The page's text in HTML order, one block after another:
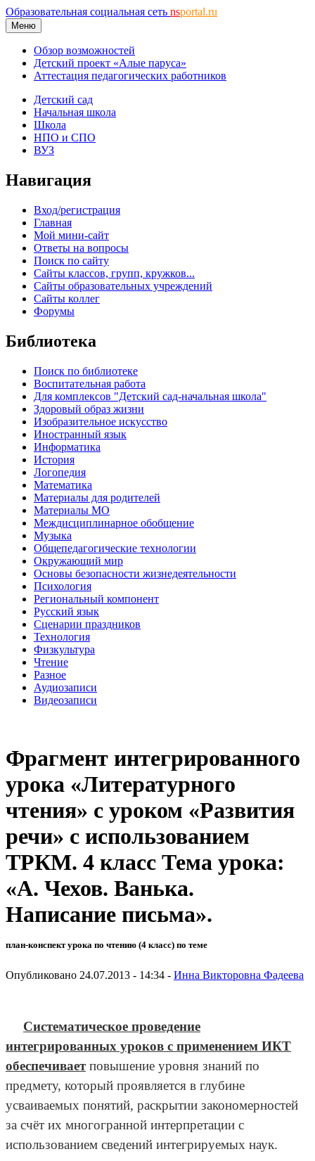
Образовательная социальная сеть nsportal.ru
Меню
Обзор возможностей
Детский проект «Алые паруса»
Аттестация педагогических работников
Детский сад
Начальная школа
Школа
НПО и СПО
ВУЗ
Навигация
Вход/регистрация
Главная
Мой мини-сайт
Ответы на вопросы
Поиск по сайту
Сайты классов, групп, кружков...
Сайты образовательных учреждений
Сайты коллег
Форумы
Библиотека
Поиск по библиотеке
Воспитательная работа
Для комплексов "Детский сад-начальная школа"
Здоровый образ жизни
Изобразительное искусство
Иностранный язык
Информатика
История
Логопедия
Математика
Материалы для родителей
Материалы МО
Междисциплинарное обобщение
Музыка
Общепедагогические технологии
Окружающий мир
Основы безопасности жизнедеятельности
Психология
Региональный компонент
Русский язык
Сценарии праздников
Технология
Физкультура
Чтение
Разное
Аудиозаписи
Видеозаписи
Фрагмент интегрированного
урока «Литературного
чтения» с уроком «Развития
речи» с использованием
ТРКМ. 4 класс Тема урока:
«А. Чехов. Ванька.
Написание письма».
план-конспект урока по чтению (4 класс) по теме
Опубликовано 24.07.2013 - 14:34 - Инна Викторовна Фадеева
Систематическое проведение
интегрированных уроков с применением ИКТ
обеспечивает повышение уровня знаний по
предмету, который проявляется в глубине
усваиваемых понятий, раскрытии закономерностей
за счёт их многогранной интерпретации с
использованием сведений интегрируемых наук.